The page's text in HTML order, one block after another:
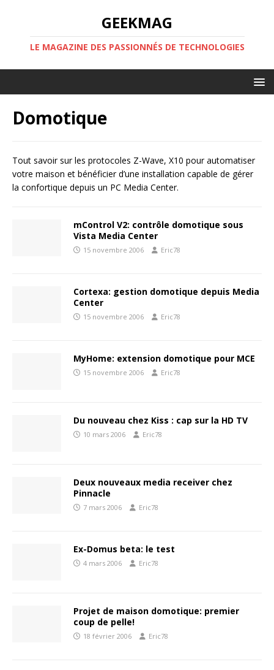
GEEKMAG
LE MAGAZINE DES PASSIONNÉS DE TECHNOLOGIES
Domotique
Tout savoir sur les protocoles Z-Wave, X10 pour automatiser
votre maison et bénéficier d’une installation capable de gérer
la confortique depuis un PC Media Center.
mControl V2: contrôle domotique sous
Vista Media Center
15 novembre 2006 Eric78
Cortexa: gestion domotique depuis Media
Center
15 novembre 2006 Eric78
MyHome: extension domotique pour MCE
15 novembre 2006 Eric78
Du nouveau chez Kiss : cap sur la HD TV
10 mars 2006 Eric78
Deux nouveaux media receiver chez
Pinnacle
7 mars 2006 Eric78
Ex-Domus beta: le test
4 mars 2006 Eric78
Projet de maison domotique: premier
coup de pelle!
18 février 2006 Eric78